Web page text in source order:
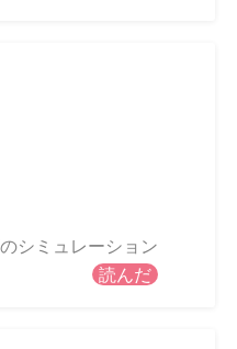
シミュレーション
読んだ